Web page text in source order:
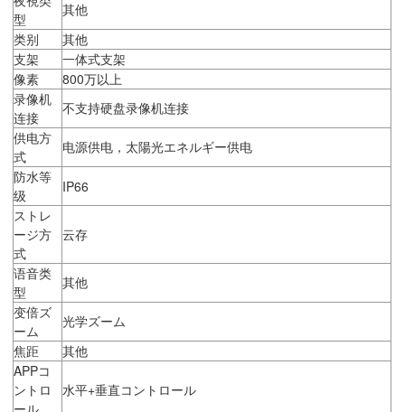
型
其他
类别
其他
支架
一体式支架
像素
800万以上
录像机
连接
不支持硬盘录像机连接
供电方
式
电源供电，太陽光エネルギー供电
防水等
级
IP66
ストレ
ージ方
式
云存
语音类
型
其他
变倍ズ
ーム
光学ズーム
焦距
其他
APPコ
ントロ
ール
水平+垂直コントロール